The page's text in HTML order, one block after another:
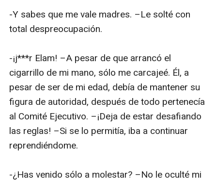
-Y sabes que me vale madres. –Le solté con
total despreocupación.
-¡j***r Elam! –A pesar de que arrancó el
cigarrillo de mi mano, sólo me carcajeé. Él, a
pesar de ser de mi edad, debía de mantener su
figura de autoridad, después de todo pertenecía
al Comité Ejecutivo. –¡Deja de estar desafiando
las reglas! –Si se lo permitía, iba a continuar
reprendiéndome.
-¿Has venido sólo a molestar? –No le oculté mi